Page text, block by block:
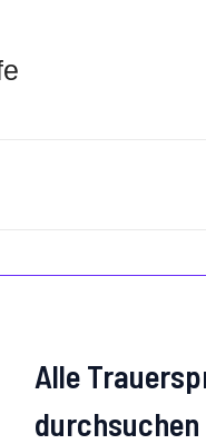
Alle
durchsuchen